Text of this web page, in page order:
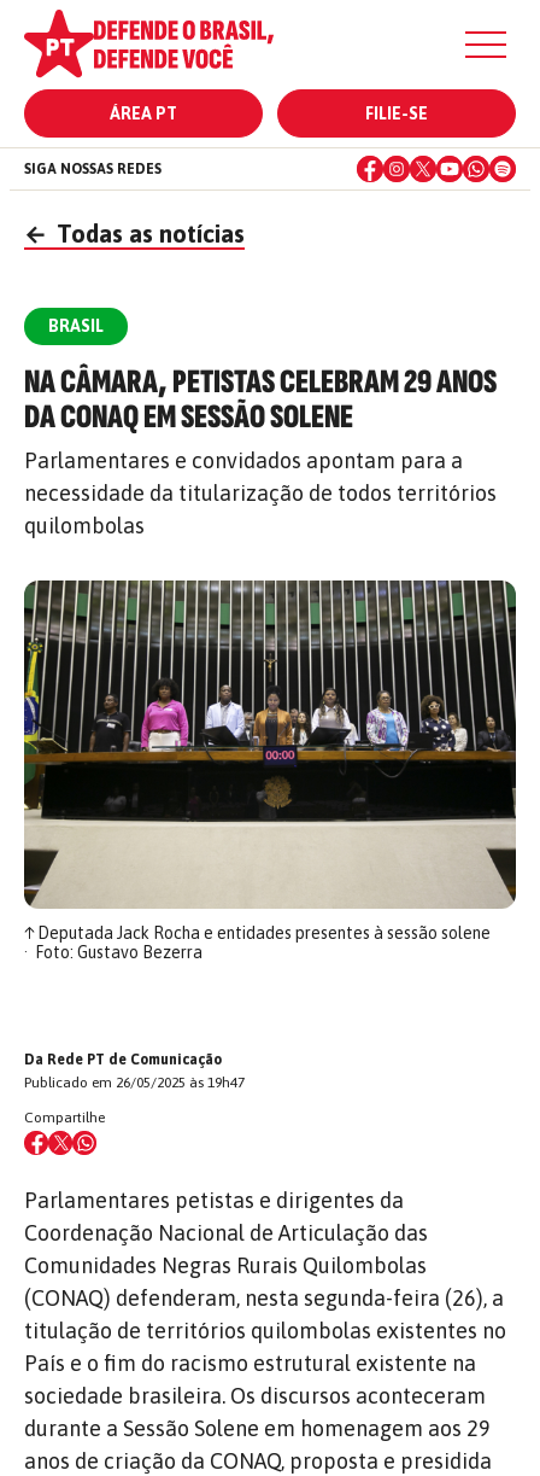
ÁREA PT FILIE-SE
SIGA NOSSAS REDES
← Todas as notícias
BRASIL
NA CÂMARA, PETISTAS CELEBRAM 29 ANOS
DA CONAQ EM SESSÃO SOLENE
Parlamentares e convidados apontam para a
necessidade da titularização de todos territórios
quilombolas
↑Deputada Jack Rocha e entidades presentes à sessão solene
Foto: Gustavo Bezerra
Da Rede PT de Comunicação
Publicado em 26/05/2025 às 19h47
Compartilhe
Parlamentares petistas e dirigentes da
Coordenação Nacional de Articulação das
Comunidades Negras Rurais Quilombolas
(CONAQ) defenderam, nesta segunda-feira (26), a
titulação de territórios quilombolas existentes no
País e o fim do racismo estrutural existente na
sociedade brasileira. Os discursos aconteceram
durante a Sessão Solene em homenagem aos 29
anos de criação da CONAQ, proposta e presidida